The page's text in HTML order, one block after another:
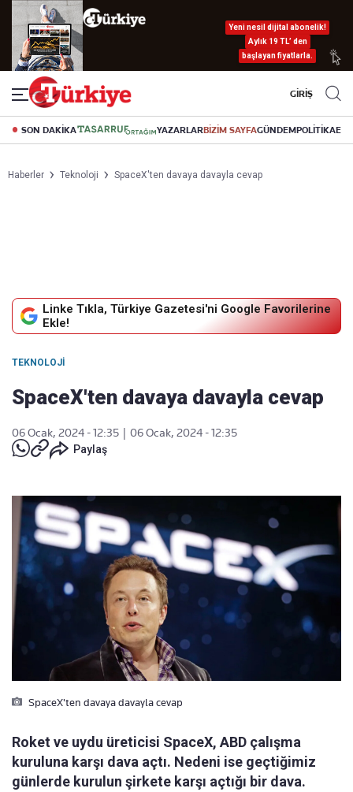
Yeni nesil dijital abonelik!
Aylık 19 TL’ den
başlayan fiyatlarla.
GİRİŞ
SON DAKİKA YAZARLARBİZİM SAYFAGÜNDEMPOLİTİKA
Haberler Teknoloji SpaceX'ten davaya davayla cevap
Linke Tıkla, Türkiye Gazetesi'ni Google Favorilerine
Ekle!
TEKNOLOJI
SpaceX'ten davaya davayla cevap
06 Ocak, 2024 - 12:35
06 Ocak, 2024 - 12:35
Paylaş
SpaceX'ten davaya davayla cevap
Roket ve uydu üreticisi SpaceX, ABD çalışma
kuruluna karşı dava açtı. Nedeni ise geçtiğimiz
günlerde kurulun şirkete karşı açtığı bir dava.